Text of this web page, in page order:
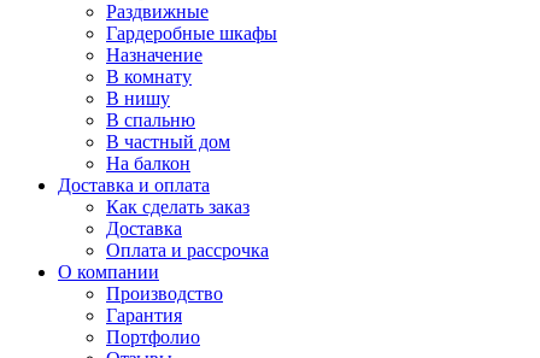
Раздвижные
Гардеробные шкафы
Назначение
В комнату
В нишу
В спальню
В частный дом
На балкон
Доставка и оплата
Как сделать заказ
Доставка
Оплата и рассрочка
О компании
Производство
Гарантия
Портфолио